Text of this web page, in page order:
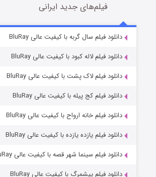
قسمت7 (زیرنویس) منتشر شد
فیلم‌های جدید ایرانی
دانلود فیلم سال گربه با کیفیت عالی BluRay
دانلود فیلم لاله کبود با کیفیت عالی BluRay
دانلود فیلم لاک پشت با کیفیت عالی BluRay
دانلود فیلم کج‌ پیله با کیفیت عالی BluRay
دانلود فیلم خانه ارواح با کیفیت عالی BluRay
دانلود فیلم یازده یازده با کیفیت عالی BluRay
دانلود فیلم سینما شهر قصه با کیفیت عالی BluRay
دانلود فیلم پیشمرگ با کیفیت عالی BluRay